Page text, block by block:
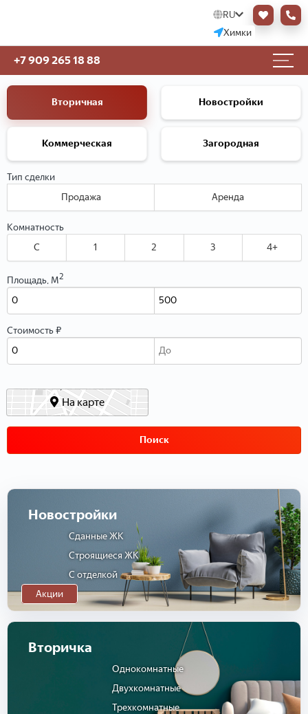
RU
Химки
+7 909 265 18 88
Вторичная Новостройки
Коммерческая Загородная
Тип сделки
Продажа
Аренда
Комнатность
C
1 2 3 4+
Площадь, М2
Стоимость ₽
На карте
Поиск
Новостройки
Сданные ЖК
Строящиеся ЖК
С отделкой
Акции
Вторичка
Однокомнатные
Двухкомнатные
Трехкомнатные